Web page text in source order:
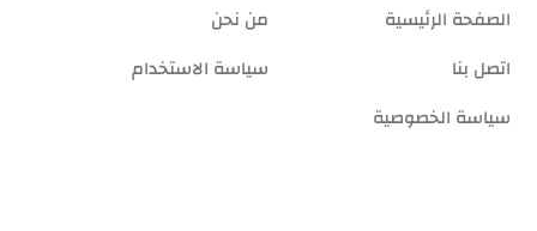
الصفحة الرئيسية
من نحن
اتصل بنا
سياسة الاستخدام
سياسة الخصوصية